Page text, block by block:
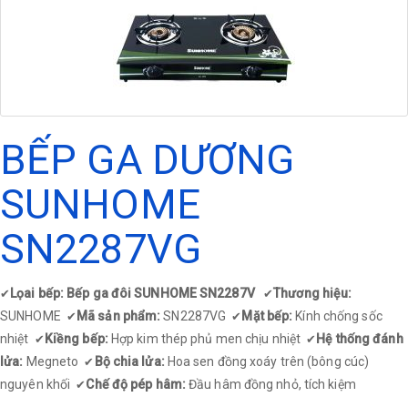
BẾP GA DƯƠNG
SUNHOME
SN2287VG
✔ Lọai bếp: Bếp ga đôi SUNHOME SN2287V ✔Thương hiệu:
SUNHOME ✔ Mã sản phẩm:SN2287VG ✔ Mặt bếp:Kính chống sốc
nhiệt ✔ Kiềng bếp: Hợp kim thép phủ men chịu nhiệt ✔ Hệ thống đánh
lửa: Megneto ✔ Bộ chia lửa: Hoa sen đồng xoáy trên (bông cúc)
nguyên khối ✔ Chế độ pép hâm: Đầu hâm đồng nhỏ, tích kiệm